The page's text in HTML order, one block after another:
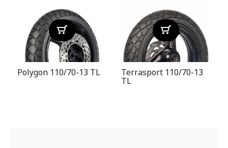
Polygon 110/70-13 TL Terrasport 110/70-13
TL